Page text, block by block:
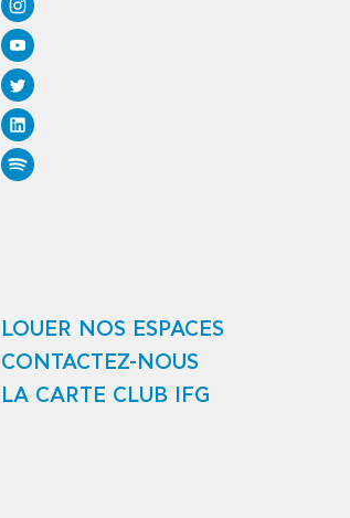
LOUER NOS ESPACES
CONTACTEZ-NOUS
LA CARTE CLUB IFG